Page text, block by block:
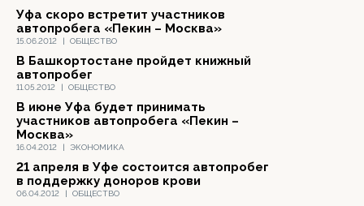
15.06.2012 | ОБЩЕСТВО
Уфа скоро встретит участников
автопробега «Пекин – Москва»
11.05.2012 | ОБЩЕСТВО
В Башкортостане пройдет книжный
автопробег
16.04.2012 | ЭКОНОМИКА
В июне Уфа будет принимать
участников автопробега «Пекин –
Москва»
06.04.2012 | ОБЩЕСТВО
21 апреля в Уфе состоится автопробег
в поддержку доноров крови